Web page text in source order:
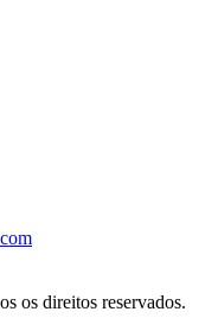
os direitos reservados.